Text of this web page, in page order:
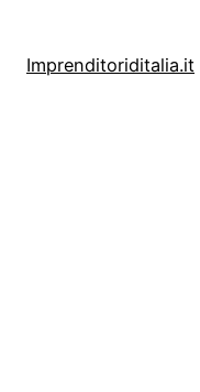
Imprenditoriditalia.it